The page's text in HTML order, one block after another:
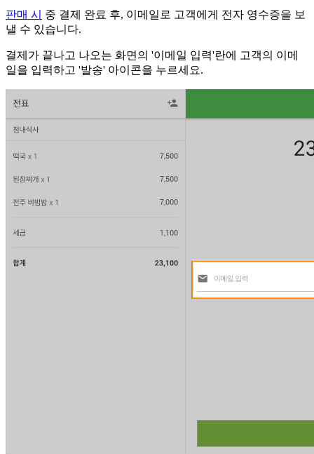
판매 시
중 결제 완료 후, 이메일로 고객에게 전자 영수증을 보
낼 수 있습니다.
결제가 끝나고 나오는 화면의 '이메일 입력'란에 고객의 이메
일을 입력하고 '발송' 아이콘을 누르세요.